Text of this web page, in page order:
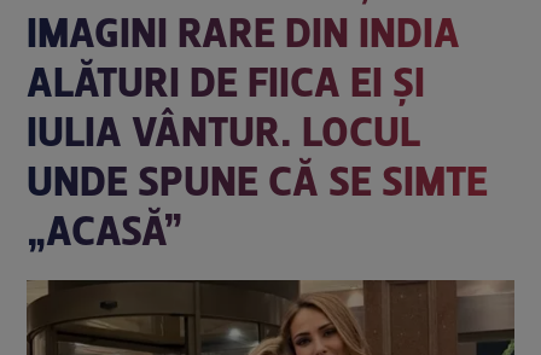
IMAGINI RARE DIN INDIA
ALĂTURI DE FIICA EI ȘI
IULIA VÂNTUR. LOCUL
UNDE SPUNE CĂ SE SIMTE
„ACASĂ”